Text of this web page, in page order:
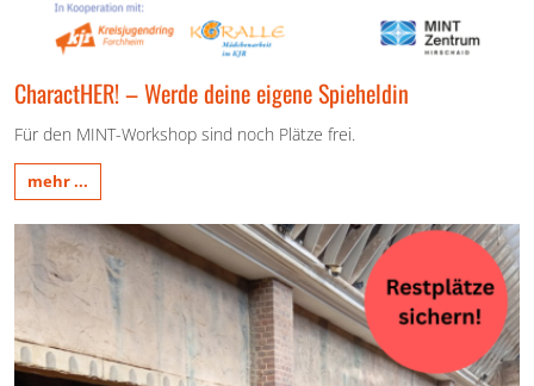
CharactHER! – Werde deine eigene Spieheldin
Für den MINT-Workshop sind noch Plätze frei.
mehr ...